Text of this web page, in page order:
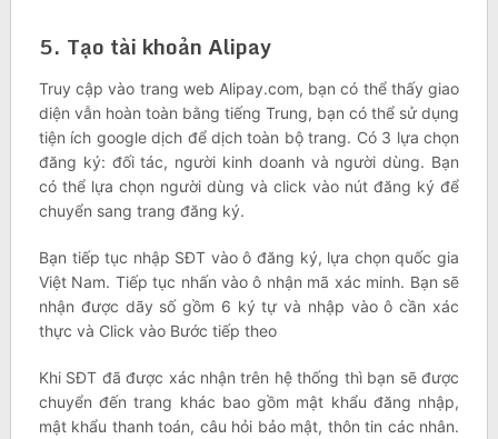
5. Tạo tài khoản Alipay
Truy cập vào trang web Alipay.com, bạn có thể thấy giao
diện vẫn hoàn toàn bằng tiếng Trung, bạn có thể sử dụng
tiện ích google dịch để dịch toàn bộ trang. Có 3 lựa chọn
đăng ký: đối tác, người kinh doanh và người dùng. Bạn
có thể lựa chọn người dùng và click vào nút đăng ký để
chuyển sang trang đăng ký.
Bạn tiếp tục nhập SĐT vào ô đăng ký, lựa chọn quốc gia
Việt Nam. Tiếp tục nhấn vào ô nhận mã xác minh. Bạn sẽ
nhận được dãy số gồm 6 ký tự và nhập vào ô cần xác
thực và Click vào Bước tiếp theo
Khi SĐT đã được xác nhận trên hệ thống thì bạn sẽ được
chuyển đến trang khác bao gồm mật khẩu đăng nhập,
mật khẩu thanh toán, câu hỏi bảo mật, thôn tin các nhân.